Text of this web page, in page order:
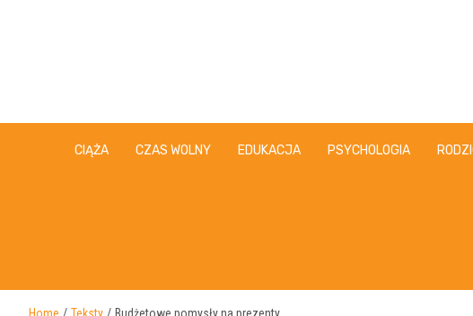
CIĄŻA CZAS WOLNY EDUKACJA PSYCHOLOGIA